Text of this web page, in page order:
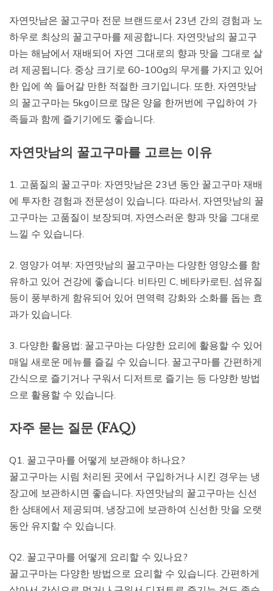
자연맛남은 꿀고구마 전문 브랜드로서 23년 간의 경험과 노
하우로 최상의 꿀고구마를 제공합니다. 자연맛남의 꿀고구
마는 해남에서 재배되어 자연 그대로의 향과 맛을 그대로 살
려 제공됩니다. 중상 크기로 60-100g의 무게를 가지고 있어
한 입에 쏙 들어갈 만한 적절한 크기입니다. 또한, 자연맛남
의 꿀고구마는 5kg이므로 많은 양을 한꺼번에 구입하여 가
족들과 함께 즐기기에도 좋습니다.
자연맛남의 꿀고구마를 고르는 이유
1. 고품질의 꿀고구마: 자연맛남은 23년 동안 꿀고구마 재배
에 투자한 경험과 전문성이 있습니다. 따라서, 자연맛남의 꿀
고구마는 고품질이 보장되며, 자연스러운 향과 맛을 그대로
느낄 수 있습니다.
2. 영양가 여부: 자연맛남의 꿀고구마는 다양한 영양소를 함
유하고 있어 건강에 좋습니다. 비타민 C, 베타카로틴, 섬유질
등이 풍부하게 함유되어 있어 면역력 강화와 소화를 돕는 효
과가 있습니다.
3. 다양한 활용법: 꿀고구마는 다양한 요리에 활용할 수 있어
매일 새로운 메뉴를 즐길 수 있습니다. 꿀고구마를 간편하게
간식으로 즐기거나 구워서 디저트로 즐기는 등 다양한 방법
으로 활용할 수 있습니다.
자주 묻는 질문 (FAQ)
Q1. 꿀고구마를 어떻게 보관해야 하나요?
꿀고구마는 시림 처리된 곳에서 구입하거나 시킨 경우는 냉
장고에 보관하시면 좋습니다. 자연맛남의 꿀고구마는 신선
한 상태에서 제공되며, 냉장고에 보관하여 신선한 맛을 오랫
동안 유지할 수 있습니다.
Q2. 꿀고구마를 어떻게 요리할 수 있나요?
꿀고구마는 다양한 방법으로 요리할 수 있습니다. 간편하게